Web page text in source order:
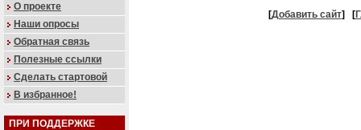
О проекте
Наши опросы
Обратная связь
Полезные ссылки
Сделать стартовой
В избранное!
ПРИ ПОДДЕРЖКЕ
[Добавить сайт] [